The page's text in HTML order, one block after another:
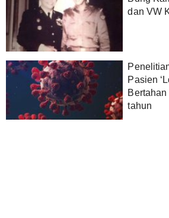
dan VW
Pasien
tahun